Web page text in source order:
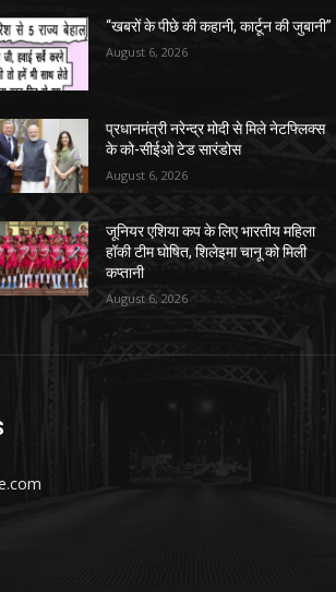
“खबरों के पीछे की कहानी, कार्टून की जुबानी”
August 6, 2026
प्रधानमंत्री नरेन्द्र मोदी से मिले नेटफ्लिक्स
के को-सीईओ टेड सारंडोस
August 6, 2026
जूनियर एशिया कप के लिए भारतीय महिला
हॉकी टीम घोषित, शिलेइमा चानू को मिली
कप्तानी
August 6, 2026